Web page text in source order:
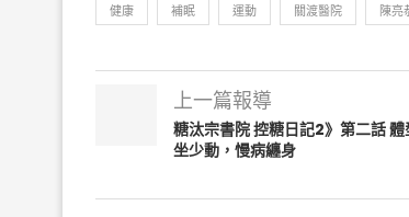
健康 補眠 運動 關渡醫院 陳亮
上一篇報導
糖汰宗書院 控糖日記2》第二話
坐少動，慢病纏身